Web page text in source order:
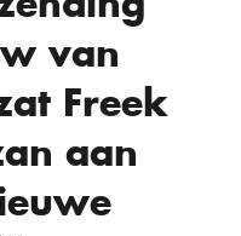
van
Freek
aan